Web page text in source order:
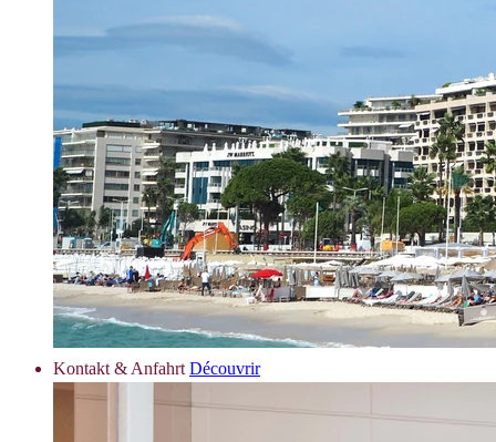
Kontakt & Anfahrt Découvrir